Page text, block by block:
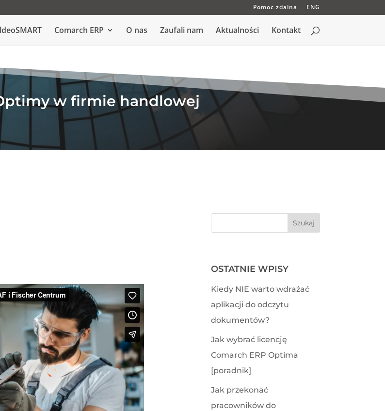
Pomoc zdalna ENG
Comarch ERP O nas Zaufali nam Aktualności Kontakt
w firmie handlowej
OSTATNIE WPISY
Kiedy NIE warto wdrażać
aplikacji do odczytu
dokumentów?
Jak wybrać licencję
Comarch ERP Optima
[poradnik]
Jak przekonać
pracowników do